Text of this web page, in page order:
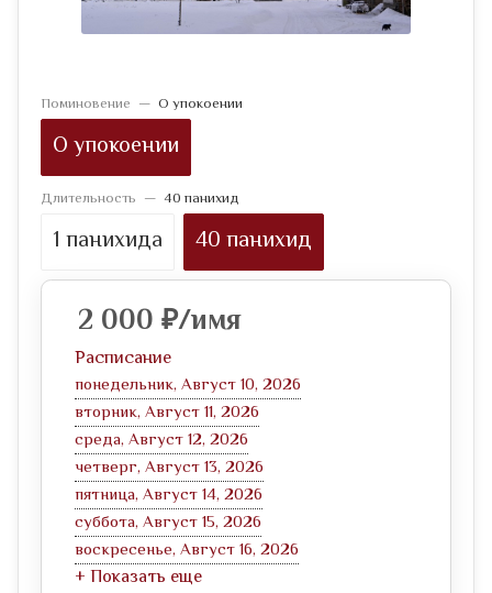
Поминовение — О упокоении
О упокоении
Длительность — 40 панихид
1 панихида 40 панихид
2 000 ₽/имя
Расписание
понедельник, Август 10, 2026
вторник, Август 11, 2026
среда, Август 12, 2026
четверг, Август 13, 2026
пятница, Август 14, 2026
суббота, Август 15, 2026
воскресенье, Август 16, 2026
+ Показать еще